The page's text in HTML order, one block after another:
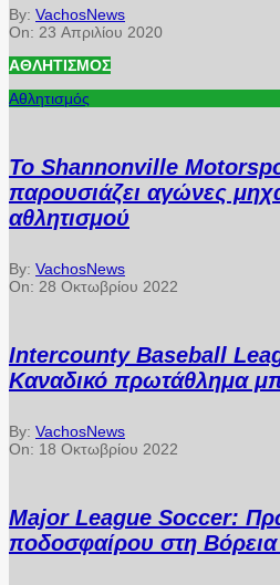
By: VachosNews
On: 23 Απριλίου 2020
ΑΘΛΗΤΙΣΜΌΣ
Αθλητισμός
Το Shannonville
παρουσιάζει αγώνες
αθλητισμού
By: VachosNews
On: 28 Οκτωβρίου 2022
Intercounty Baseball
Καναδικό πρωτάθλημα
By: VachosNews
On: 18 Οκτωβρίου 2022
Major League Soccer:
ποδοσφαίρου στη Βόρεια